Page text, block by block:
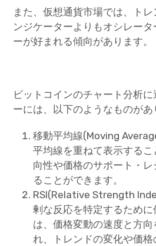
また、仮想通貨市場では、ト
ンジケーターよりもオシレー
ーが好まれる傾向があります。
ビットコインのチャート分析
ーには、以下のようなものがあ
移動平均線(Moving
平均線を重ねて表示する
向性や価格のサポート・
ることができます。
RSI(Relative Strength
剰な反応を特定するために
は、価格変動の速度と方
れ、トレンドの変化や価